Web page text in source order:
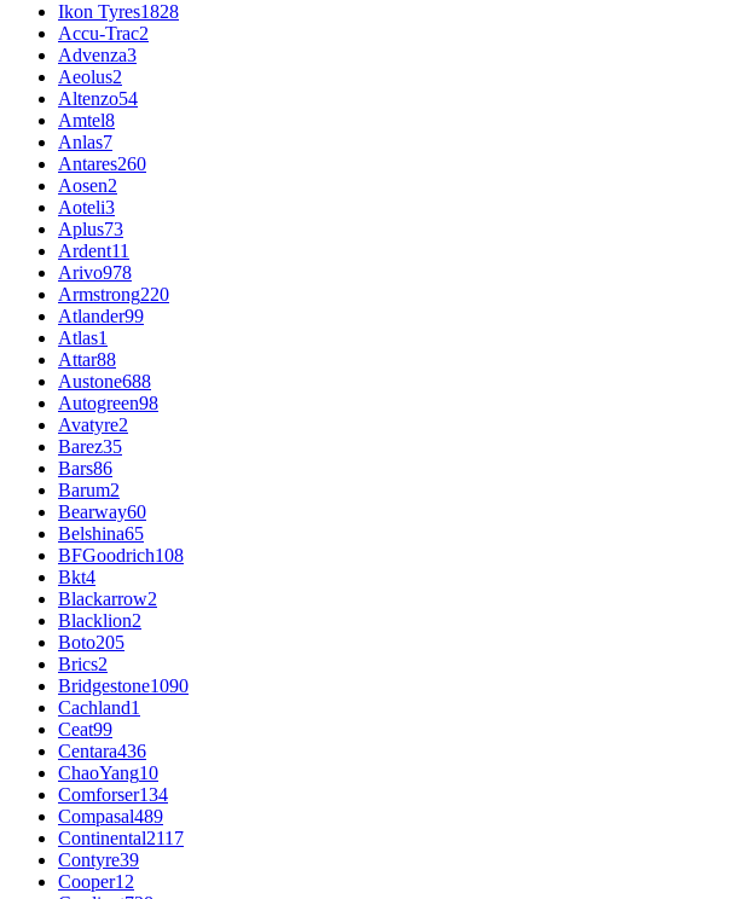
Ikon Tyres1828
Accu-Trac2
Advenza3
Aeolus2
Altenzo54
Amtel8
Anlas7
Antares260
Aosen2
Aoteli3
Aplus73
Ardent11
Arivo978
Armstrong220
Atlander99
Atlas1
Attar88
Austone688
Autogreen98
Avatyre2
Barez35
Bars86
Barum2
Bearway60
Belshina65
BFGoodrich108
Bkt4
Blackarrow2
Blacklion2
Boto205
Brics2
Bridgestone1090
Cachland1
Ceat99
Centara436
ChaoYang10
Comforser134
Compasal489
Continental2117
Contyre39
Cooper12